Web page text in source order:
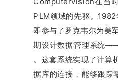
PLM领域的先驱。
即参与了罗克韦尔为美
期设计数据管理系统
。这套系统实现了计算
据库的连接，能够跟踪